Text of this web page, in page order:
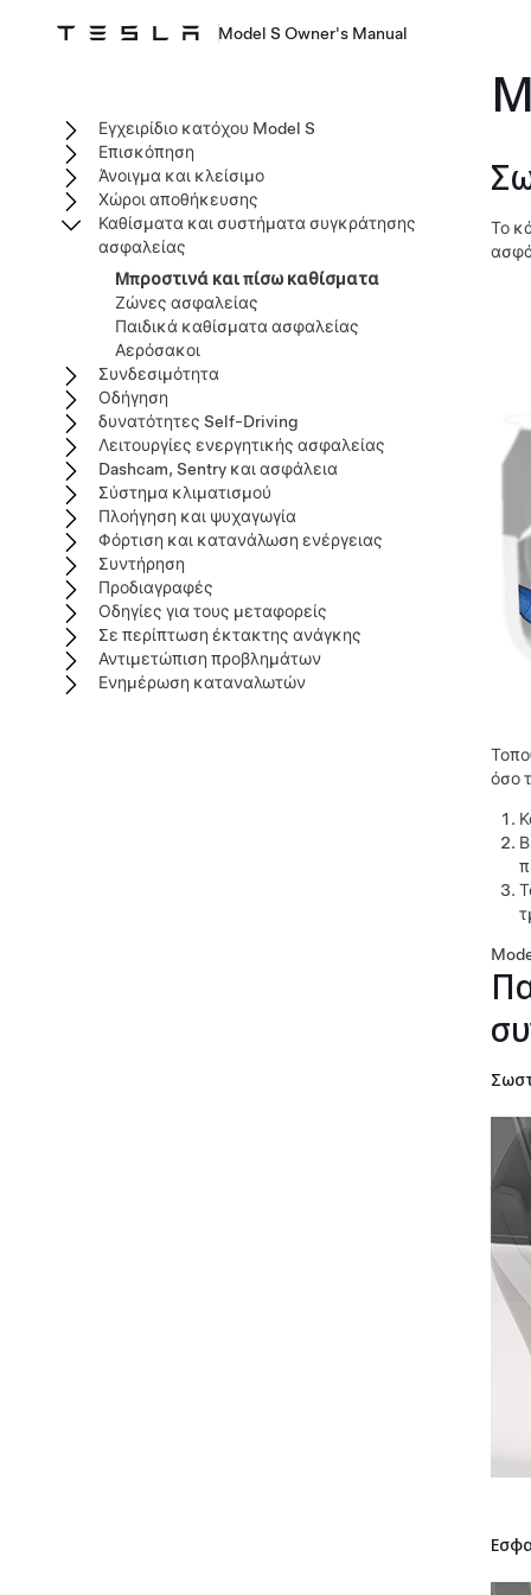
Model S Owner's Manual
Το
όσο
Εγχειρίδιο κατόχου Model S
Επισκόπηση
Άνοιγμα και κλείσιμο
Χώροι αποθήκευσης
Καθίσματα και συστήματα συγκράτησης
ασφαλείας
Μπροστινά και πίσω καθίσματα
Ζώνες ασφαλείας
Παιδικά καθίσματα ασφαλείας
Αερόσακοι
Συνδεσιμότητα
Οδήγηση
δυνατότητες Self-Driving
Λειτουργίες ενεργητικής ασφαλείας
Dashcam, Sentry και ασφάλεια
Σύστημα κλιματισμού
Πλοήγηση και ψυχαγωγία
Φόρτιση και κατανάλωση ενέργειας
Συντήρηση
Προδιαγραφές
Οδηγίες για τους μεταφορείς
Σε περίπτωση έκτακτης ανάγκης
Αντιμετώπιση προβλημάτων
Ενημέρωση καταναλωτών